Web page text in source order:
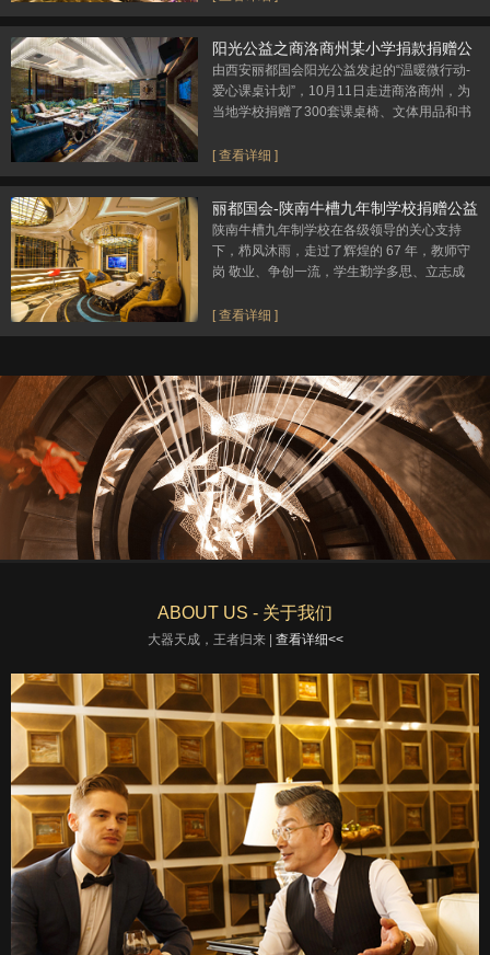
（警戒流量1784立方米/秒）。
阳光公益之商洛商州某小学捐款捐赠公
益活动
由西安丽都国会阳光公益发起的“温暖微行动-
爱心课桌计划”，10月11日走进商洛商州，为
当地学校捐赠了300套课桌椅、文体用品和书
[ 查看详细 ]
丽都国会-陕南牛槽九年制学校捐赠公益
活动
陕南牛槽九年制学校在各级领导的关心支持
下，栉风沐雨，走过了辉煌的 67 年，教师守
岗 敬业、争创一流，学生勤学多思、立志成
多次被评为县教育教学工作先进单位，2003
年、2005 年两次被评为“进集体”，2008年11
体育器材无疑是锦上添花。
[ 查看详细 ]
ABOUT US - 关于我们
大器天成，王者归来 | 查看详细<<